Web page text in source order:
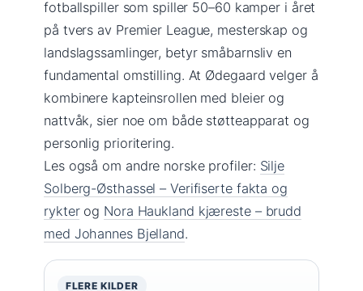
fotballspiller som spiller 50–60 kamper i året
på tvers av Premier League, mesterskap og
landslagssamlinger, betyr småbarnsliv en
fundamental omstilling. At Ødegaard velger å
kombinere kapteinsrollen med bleier og
nattvåk, sier noe om både støtteapparat og
personlig prioritering.
Les også om andre norske profiler: Silje
Solberg-Østhassel – Verifiserte fakta og
rykterog Nora Haukland kjæreste – brudd
med Johannes Bjelland.
FLERE KILDER